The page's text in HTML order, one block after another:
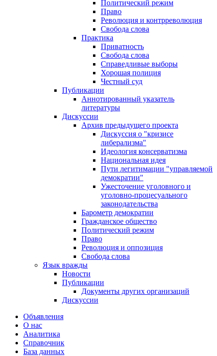
Политический режим
Право
Революция и контрреволюция
Свобода слова
Практика
Приватность
Свобода слова
Справедливые выборы
Хорошая полиция
Честный суд
Публикации
Аннотированный указатель
литературы
Дискуссии
Архив предыдущего проекта
Дискуссия о "кризисе
либерализма"
Идеология консерватизма
Национальная идея
Пути легитимации "управляемой
демократии"
Ужесточение уголовного и
уголовно-процесуального
законодательства
Барометр демократии
Гражданское общество
Политический режим
Право
Революция и оппозиция
Свобода слова
Язык вражды
Новости
Публикации
Документы других организаций
Дискуссии
Объявления
О нас
Аналитика
Справочник
База данных